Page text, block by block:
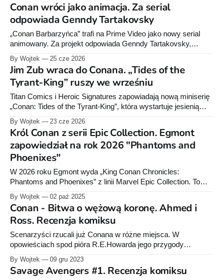
Conan wróci jako animacja. Za serial
odpowiada Genndy Tartakovsky
„Conan Barbarzyńca” trafi na Prime Video jako nowy serial
animowany. Za projekt odpowiada Genndy Tartakovsky,
twórca „Samurai Jacka” i „Primal”.
By Wojtek 25 cze 2026
Jim Zub wraca do Conana. „Tides of the
Tyrant-King” ruszy we wrześniu
Titan Comics i Heroic Signatures zapowiadają nową miniserię
„Conan: Tides of the Tyrant-King”, która wystartuje jesienią
2026 roku. Pierwszy zeszyt trafi do sprzedaży 23 września, a
za scenariusz odpowie właśnie Zub, czyli autor dobrze znany
także polskim czytelnikom barbarzyńcy.
By Wojtek 23 cze 2026
Król Conan z serii Epic Collection. Egmont
zapowiedział na rok 2026 "Phantoms and
Phoenixes"
W 2026 roku Egmont wyda „King Conan Chronicles:
Phantoms and Phoenixes” z linii Marvel Epic Collection. To
królewskie przygody Conana z ery Dark Horse. W Polsce
czytelnicy dostali do tej pory m.in. komiksy z Egmontu o
Conanie, kolekcję Hachette oraz „Conana z Cymerii" od
Labrum.
By Wojtek 02 paź 2025
Conan - Bitwa o wężową koronę. Ahmed i
Ross. Recenzja komiksu
Scenarzyści rzucali już Conana w różne miejsca. W
opowieściach spod pióra R.E.Howarda jego przygody
rozgrywały się w erze Hyperborejskiej. Ceną powrotu do
Marvela jest jednak uwspółcześnienie jego historii. Problem w
tym, że nowym opowieściom brakuje tego specyficznego
By Wojtek 09 gru 2023
Savage Avengers #1. Recenzja komiksu